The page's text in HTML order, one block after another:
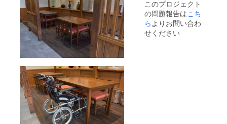
このプロジェクト
の問題報告はこち
ら よりお問い合わ
せください